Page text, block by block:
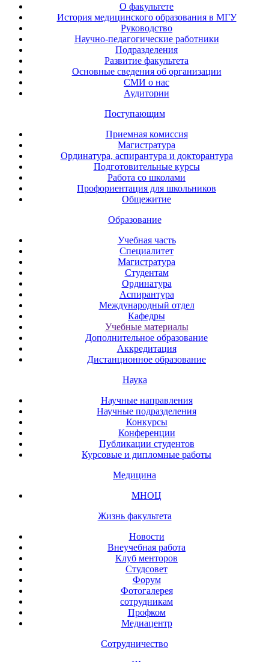
О факультете
История медицинского образования в МГУ
Руководство
Научно-педагогические работники
Подразделения
Развитие факультета
Основные сведения об организации
СМИ о нас
Аудитории
Поступающим
Приемная комиссия
Магистратура
Ординатура, аспирантура и докторантура
Подготовительные курсы
Работа со школами
Профориентация для школьников
Общежитие
Образование
Учебная часть
Специалитет
Магистратура
Студентам
Ординатура
Аспирантура
Международный отдел
Кафедры
Учебные материалы
Дополнительное образование
Аккредитация
Дистанционное образование
Наука
Научные направления
Научные подразделения
Конкурсы
Конференции
Публикации студентов
Курсовые и дипломные работы
Медицина
МНОЦ
Жизнь факультета
Новости
Внеучебная работа
Клуб менторов
Студсовет
Форум
Фотогалерея
сотрудникам
Профком
Медиацентр
Сотрудничество